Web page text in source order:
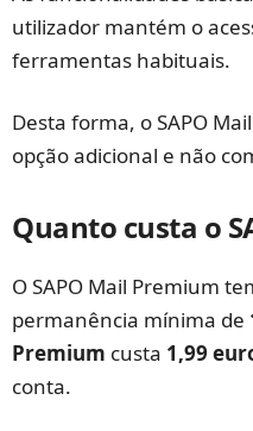
utilizador mantém o
ferramentas habituais.
Desta forma, o SAPO
opção adicional e não
Quanto custa o
O SAPO Mail Premium
permanência mínima de
Premium custa 1,99
conta.